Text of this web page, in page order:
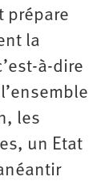
prépare
la
à-dire
les
un Etat